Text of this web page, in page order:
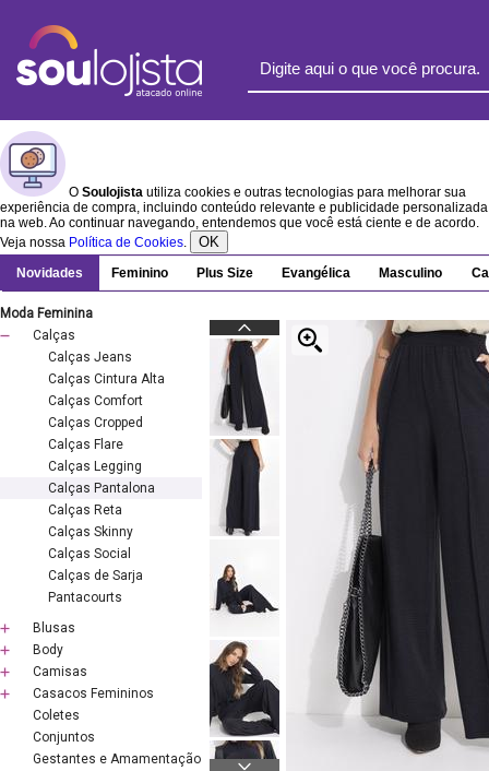
O Soulojista utiliza cookies e outras tecnologias para melhorar sua
experiência de compra, incluindo conteúdo relevante e publicidade personalizada
na web. Ao continuar navegando, entendemos que você está ciente e de acordo.
Veja nossa Política de Cookies. OK
Novidades Feminino Plus Size Evangélica Masculino
Moda Feminina
Calças
Calças Jeans
Calças Cintura Alta
Calças Comfort
Calças Cropped
Calças Flare
Calças Legging
Calças Pantalona
Calças Reta
Calças Skinny
Calças Social
Calças de Sarja
Pantacourts
Blusas
Body
Camisas
Casacos Femininos
Coletes
Conjuntos
Gestantes e Amamentação